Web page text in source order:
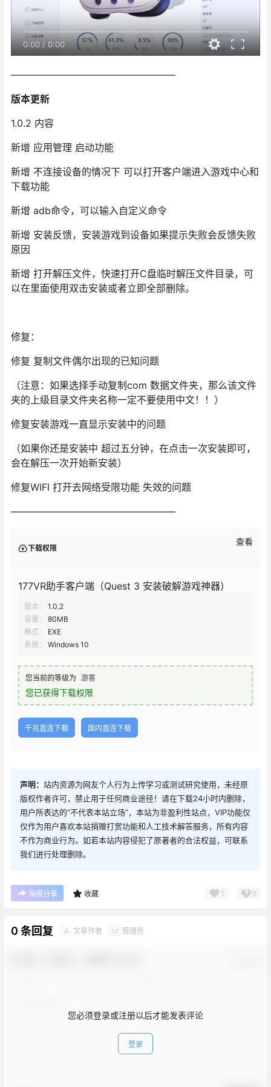
0:00/ 0:00
—————————————————
版本更新
1.0.2 内容
新增 应用管理 启动功能
新增 不连接设备的情况下 可以打开客户端进入游戏中心和
下载功能
新增 adb命令，可以输入自定义命令
新增 安装反馈，安装游戏到设备如果提示失败会反馈失败
原因
新增 打开解压文件，快速打开C盘临时解压文件目录，可
以在里面使用双击安装或者立即全部删除。
修复：
修复 复制文件偶尔出现的已知问题
（注意：如果选择手动复制com 数据文件夹，那么该文件
夹的上级目录文件夹名称一定不要使用中文！！）
修复安装游戏一直显示安装中的问题
（如果你还是安装中 超过五分钟，在点击一次安装即可，
会在解压一次开始新安装）
修复WIFI 打开去网络受限功能 失效的问题
—————————————————
下载权限
查看
177VR助手客户端（Quest 3 安装破解游戏神器）
版本：
1.0.2
容量：
80MB
格式：
EXE
系统：
Windows 10
您当前的等级为 游客
您已获得下载权限
千兆直连下载 国内直连下载
声明： 站内资源为网友个人行为上传学习或测试研究使用，未经原
版权作者许可，禁止用于任何商业途径！请在下载24小时内删除，
用户所表达的“不代表本站立场”，本站为非盈利性站点，VIP功能仅
仅作为用户喜欢本站捐赠打赏功能和人工技术解答服务，所有内容
不作为商业行为。如若本站内容侵犯了原著者的合法权益，可联系
我们进行处理删除。
海报分享 收藏 1 0
0 条回复 A 文章作者 M 管理员
您必须登录或注册以后才能发表评论
登录